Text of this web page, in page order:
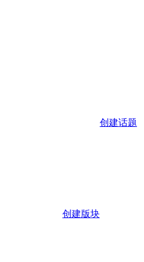
创建话题
创建版块